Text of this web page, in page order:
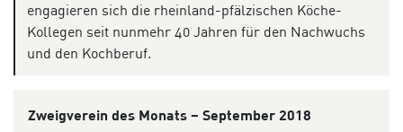
engagieren sich die rheinland-pfälzischen Köche-
Kollegen seit nunmehr 40 Jahren für den Nachwuchs
und den Kochberuf.
Zweigverein des Monats – September 2018